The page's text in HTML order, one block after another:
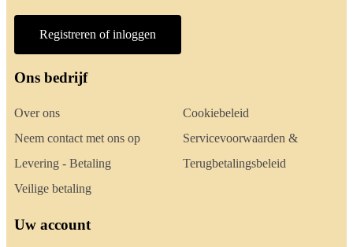
Registreren of inloggen
Ons bedrijf
Over ons
Neem contact met ons op
Levering - Betaling
Veilige betaling
Cookiebeleid
Servicevoorwaarden &
Terugbetalingsbeleid
Uw account